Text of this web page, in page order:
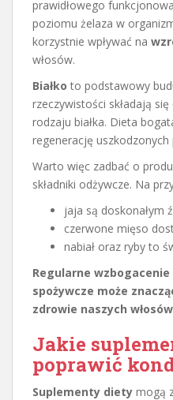
prawidłowego
poziomu żelaza w
korzystnie wpływać na
włosów.
Białko to podstawowy
rzeczywistości składają
rodzaju białka. Dieta
regenerację
Warto więc zadbać o
składniki odżywcze. Na
jaja są doskonałym
czerwone mięso
nabiał oraz ryby to
Regularne
spożywcze może
zdrowie naszych
Jakie
poprawić
Suplementy diety mogą